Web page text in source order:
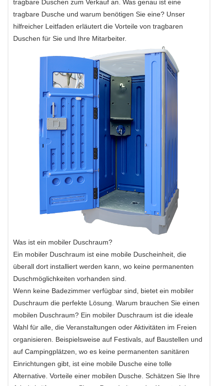
tragbare Duschen zum Verkauf an. Was genau ist eine
tragbare Dusche und warum benötigen Sie eine? Unser
hilfreicher Leitfaden erläutert die Vorteile von tragbaren
Duschen für Sie und Ihre Mitarbeiter.
Was ist ein mobiler Duschraum?
Ein mobiler Duschraum ist eine mobile Duscheinheit, die
überall dort installiert werden kann, wo keine permanenten
Duschmöglichkeiten vorhanden sind.
Wenn keine Badezimmer verfügbar sind, bietet ein mobiler
Duschraum die perfekte Lösung. Warum brauchen Sie einen
mobilen Duschraum? Ein mobiler Duschraum ist die ideale
Wahl für alle, die Veranstaltungen oder Aktivitäten im Freien
organisieren. Beispielsweise auf Festivals, auf Baustellen und
auf Campingplätzen, wo es keine permanenten sanitären
Einrichtungen gibt, ist eine mobile Dusche eine tolle
Alternative. Vorteile einer mobilen Dusche. Schätzen Sie Ihre